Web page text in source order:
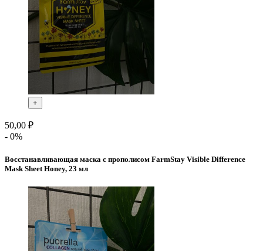
+
50,00 ₽
- 0%
Восстанавливающая маска с прополисом FarmStay Visible Difference
Mask Sheet Honey, 23 мл